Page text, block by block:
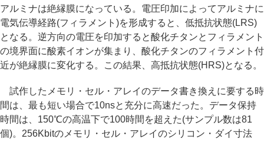
アルミナは絶縁膜になっている。電圧印加によってアルミナに
電気伝導経路(フィラメント)を形成すると、低抵抗状態(LRS)
となる。逆方向の電圧を印加すると酸化チタンとフィラメント
の境界面に酸素イオンが集まり、酸化チタンのフィラメント付
近が絶縁膜に変化する。この結果、高抵抗状態(HRS)となる。
試作したメモリ・セル・アレイのデータ書き換えに要する時
間は、最も短い場合で10nsと充分に高速だった。データ保持
時間は、150℃の高温下で100時間を超えた(サンプル数は81
個)。256Kbitのメモリ・セル・アレイのシリコン・ダイ寸法